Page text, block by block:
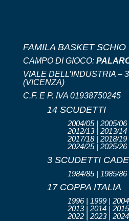
FAMILA BASKET SCHIO
CAMPO DI GIOCO:
VIALE DELL’INDUSTRIA –
(VICENZA)
C.F. E P. IVA 01938750245
14 SCUDETTI
2004/05 | 2005/
2012/13 | 2013/
2017/18 | 2018/
2024/25 | 2025/26
3 SCUDETTI
1984/85 | 1985/
17 COPPA ITALIA
1996 | 1999 |
2013 | 2014 |
2022 | 2023 |